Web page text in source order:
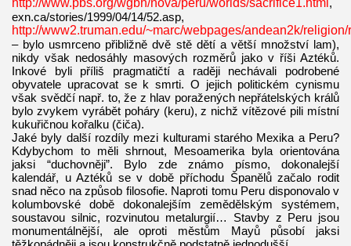
exn.ca/stories/1999/04/14/52.asp,
http://www2.truman.edu/~marc/webpages/andean2k/
– bylo usmrceno přibližně dvě stě dětí a větší množství lam),
nikdy však nedosáhly masových rozměrů jako v říši Aztéků.
Inkové byli příliš pragmatičtí a raději nechávali podrobené
obyvatele upracovat se k smrti. O jejich politickém cynismu
však svědčí např. to, že z hlav poražených nepřátelských králů
bylo zvykem vyrábět poháry (keru), z nichž vítězové pili místní
kukuřičnou kořalku (čiča).
Jaké byly další rozdíly mezi kulturami starého Mexika a Peru?
Kdybychom to měli shrnout, Mesoamerika byla orientována
jaksi “duchovněji”. Bylo zde známo písmo, dokonalejší
kalendář, u Aztéků se v době příchodu Španělů začalo rodit
snad něco na způsob filosofie. Naproti tomu Peru disponovalo v
kolumbovské době dokonalejším zemědělským systémem,
soustavou silnic, rozvinutou metalurgií… Stavby z Peru jsou
monumentálnější, ale oproti městům Mayů působí jaksi